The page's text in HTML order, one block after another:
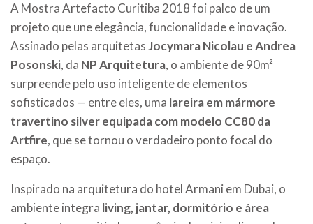
A Mostra Artefacto Curitiba 2018 foi palco de um
projeto que une elegância, funcionalidade e inovação.
Assinado pelas arquitetasJocymara Nicolau e Andrea
Posonski, da NP Arquitetura, o ambiente de 90m²
surpreende pelo uso inteligente de elementos
sofisticados — entre eles, uma lareira em mármore
travertino silver equipada com modelo CC80 da
Artfire, que se tornou o verdadeiro ponto focal do
espaço.
Inspirado na arquitetura do hotel Armani em Dubai, o
ambiente integra living, jantar, dormitório e área